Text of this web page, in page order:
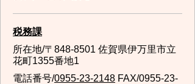
税務課
所在地/〒848-8501 佐賀県伊万里市立
花町1355番地1
電話番号/0955-23-2148 FAX/0955-23-